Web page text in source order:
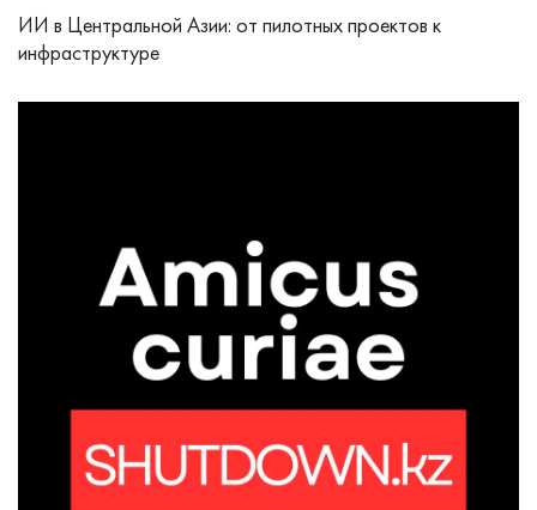
ИИ в Центральной Азии: от пилотных проектов к
инфраструктуре